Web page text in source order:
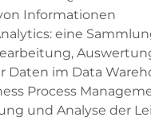
Informationen
eine
Daten im Data
Process
und Analyse der